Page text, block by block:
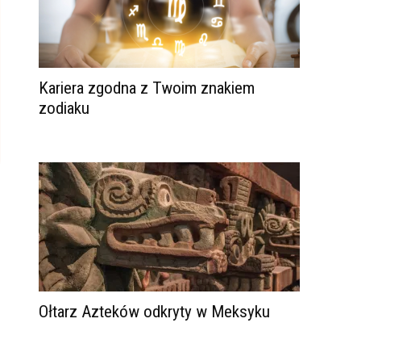
Kariera zgodna z Twoim znakiem
zodiaku
Ołtarz Azteków odkryty w Meksyku